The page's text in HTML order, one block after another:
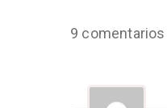
9 comentarios